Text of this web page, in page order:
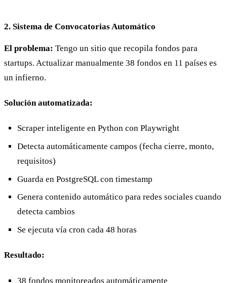
2. Sistema de Convocatorias Automático
El problema: Tengo un sitio que recopila fondos para
startups. Actualizar manualmente 38 fondos en 11 países es
un infierno.
Solución automatizada:
Scraper inteligente en Python con Playwright
Detecta automáticamente campos (fecha cierre, monto,
requisitos)
Guarda en PostgreSQL con timestamp
Genera contenido automático para redes sociales cuando
detecta cambios
Se ejecuta vía cron cada 48 horas
Resultado:
38 fondos monitoreados automáticamente